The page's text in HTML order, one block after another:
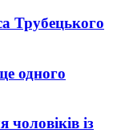
Трубецького
одного
із